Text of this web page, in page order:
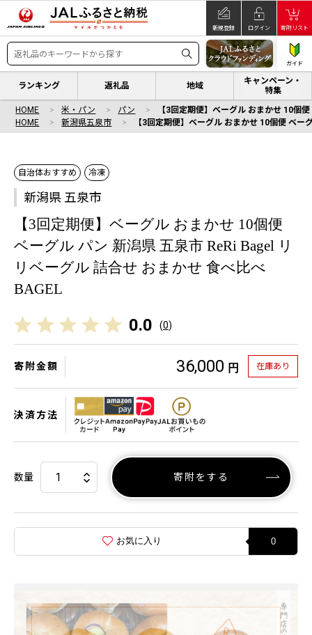
新規登録 ログイン 寄附リスト
ガイド
ランキング 返礼品 地域
キャンペーン・
特集
HOME 米・パン パン
【3回定期便】ベーグル おまかせ 10個
HOME
新潟県五泉市 【3回定期便】ベーグル おまかせ 10個便 ベ
自治体おすすめ 冷凍
新潟県 五泉市
【3回定期便】ベーグル おまかせ 10個便
ベーグル パン 新潟県 五泉市 ReRi Bagel リ
リベーグル 詰合せ おまかせ 食べ比べ
BAGEL
0.0 (0)
寄附金額 36,000 円 在庫あり
決済方法
数量 寄附をする
お気に入り 0